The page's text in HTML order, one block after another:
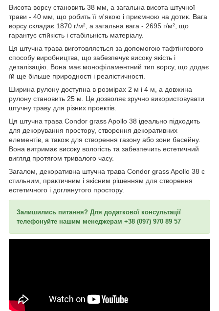
Висота ворсу становить 38 мм, а загальна висота штучної
трави - 40 мм, що робить її м'якою і приємною на дотик. Вага
ворсу складає 1870 г/м², а загальна вага - 2695 г/м², що
гарантує стійкість і стабільність матеріалу.
Ця штучна трава виготовляється за допомогою тафтінгового
способу виробництва, що забезпечує високу якість і
деталізацію. Вона має монофіламентний тип ворсу, що додає
їй ще більше природності і реалістичності.
Ширина рулону доступна в розмірах 2 м і 4 м, а довжина
рулону становить 25 м. Це дозволяє зручно використовувати
штучну траву для різних проектів.
Ця штучна трава Condor grass Apollo 38 ідеально підходить
для декорування простору, створення декоративних
елементів, а також для створення газону або зони басейну.
Вона витримає високу вологість та забезпечить естетичний
вигляд протягом тривалого часу.
Загалом, декоративна штучна трава Condor grass Apollo 38 є
стильним, практичним і якісним рішенням для створення
естетичного і доглянутого простору.
Залишились питання? Для додаткової консультації
телефонуйте нашим менеджерам +38 (097) 970 89 57